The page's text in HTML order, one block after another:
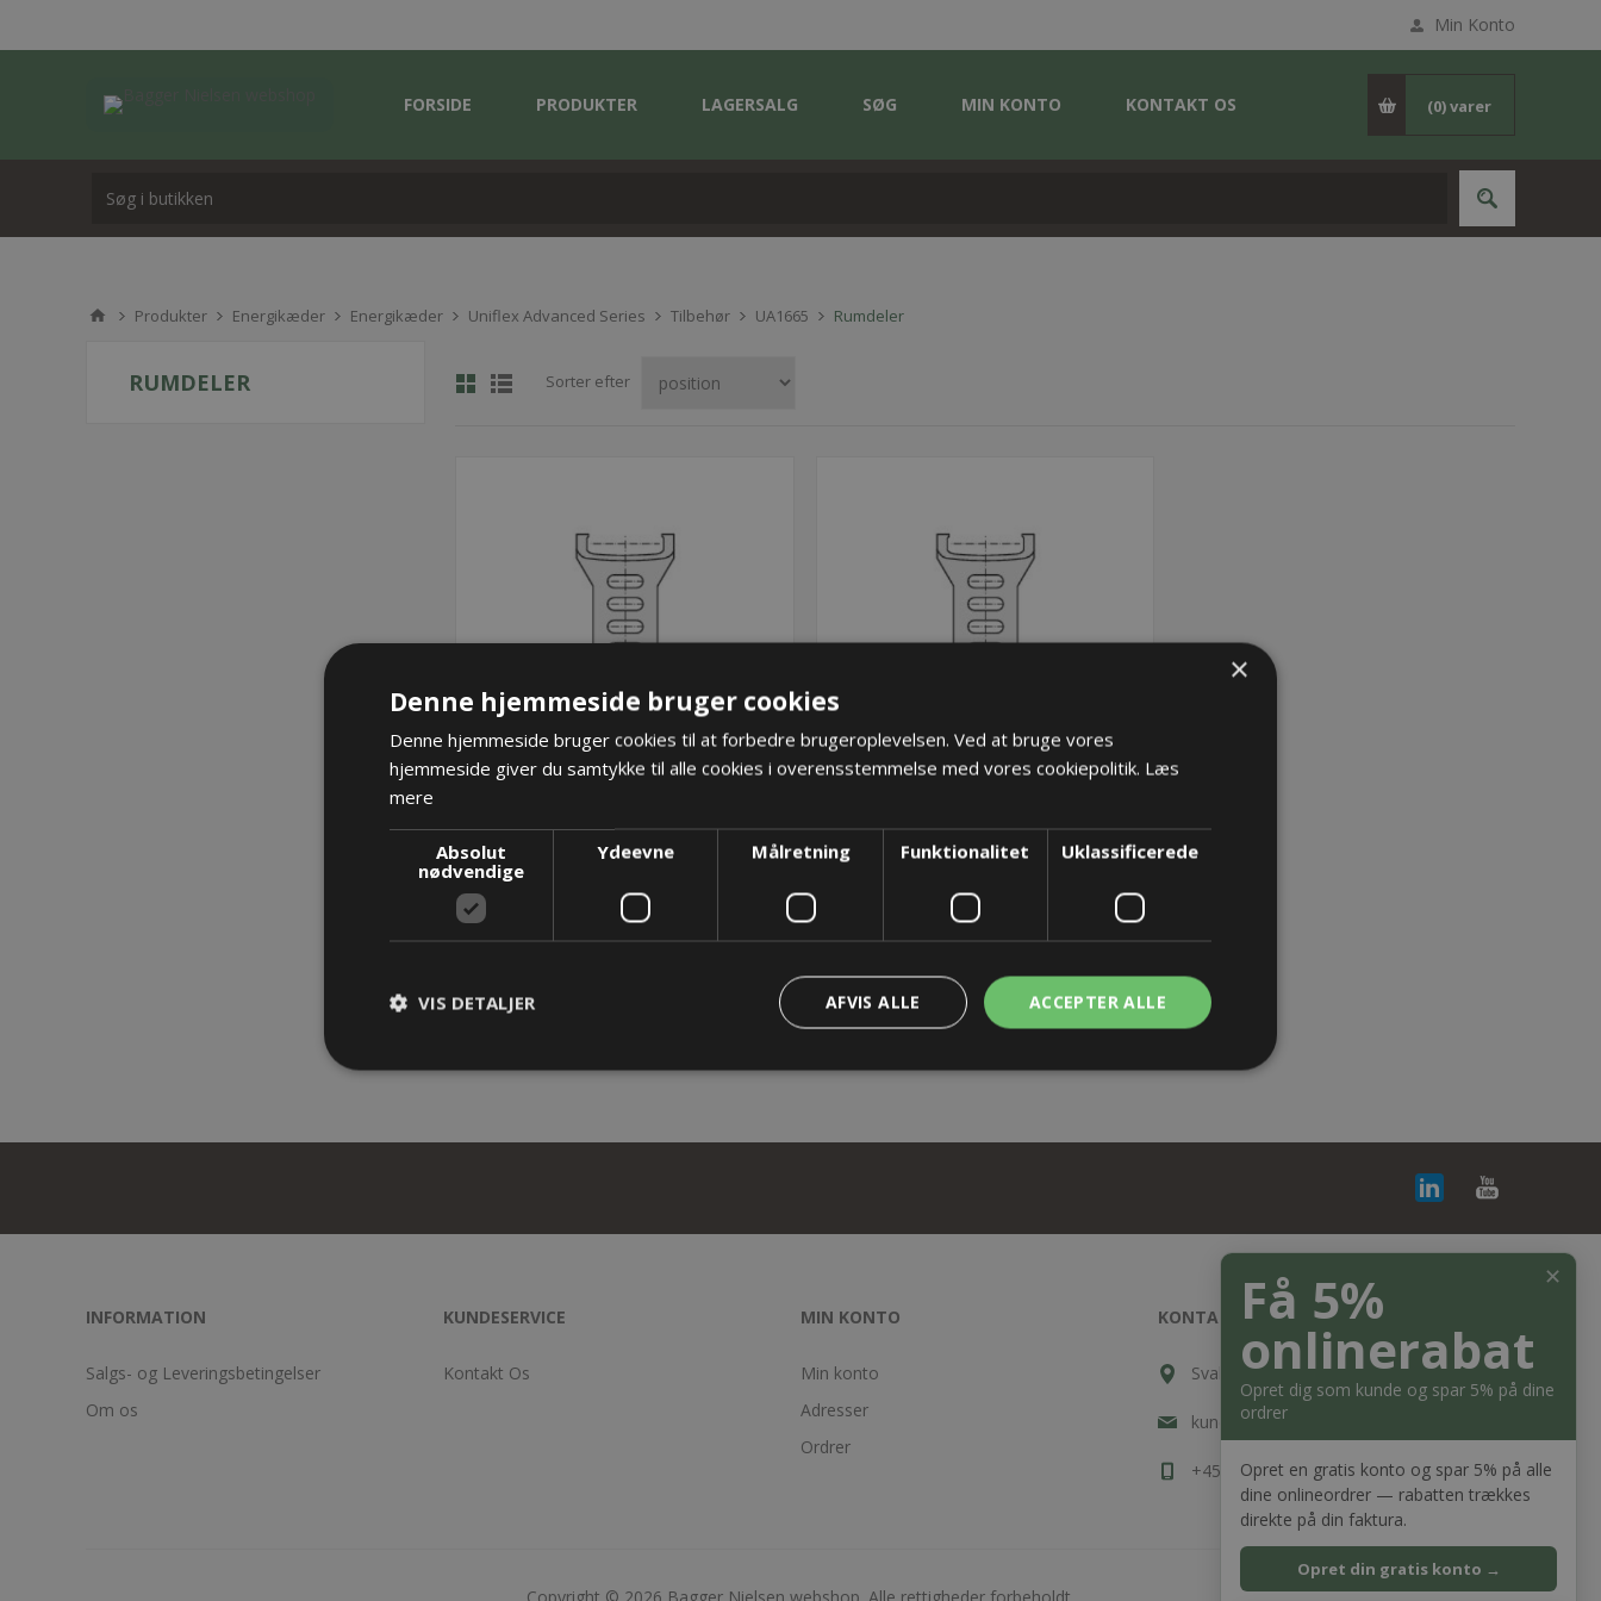
Min Konto
FORSIDE PRODUKTER LAGERSALG SØG MIN KONTO KONTAKT OS (0)varer
Produkter Energikæder Energikæder Uniflex Advanced Series Tilbehør UA1665 Rumdeler
Sorter efter
Skillerum/Rumdeler til UA1665 -
Fixable
Lager: 98 på lager
Skillerum/Rumdeler til UA1665 -
Movable
Lager: 198 på lager
RUMDELER
INFORMATION
Salgs- og Leveringsbetingelser
Om os
KUNDESERVICE
Kontakt Os
MIN KONTO
Min konto
Adresser
Ordrer
KONTAKT OS
Svalehøjvej 10, DK-3650 Ølstykke
kundeservice@bagger-nielsen.dk
+45 7020 7633
✕
Få 5%
onlinerabat
Opret dig som kunde og spar 5% på dine
ordrer
Opret en gratis konto og spar 5% på alle
dine onlineordrer — rabatten trækkes
direkte på din faktura.
Opret din gratis konto →
×
Denne hjemmeside bruger cookies
Denne hjemmeside bruger cookies til at forbedre brugeroplevelsen. Ved at bruge vores
hjemmeside giver du samtykke til alle cookies i overensstemmelse med vores cookiepolitik. Læs
mere
Absolut
nødvendige
Ydeevne Målretning Funktionalitet Uklassificerede
ACCEPTER ALLE
AFVIS ALLE
VIS DETALJER